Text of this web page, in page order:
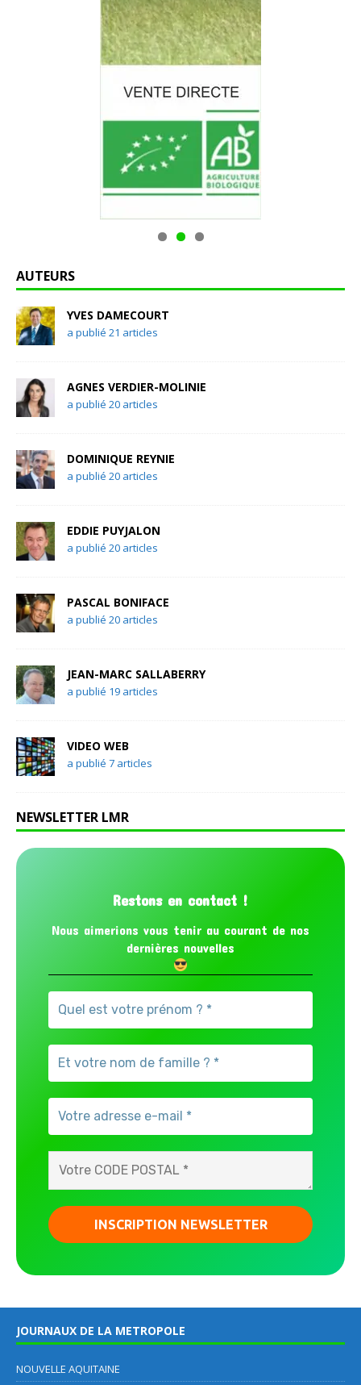
AUTEURS
YVES DAMECOURT
a publié 21 articles
AGNES VERDIER-MOLINIE
a publié 20 articles
DOMINIQUE REYNIE
a publié 20 articles
EDDIE PUYJALON
a publié 20 articles
PASCAL BONIFACE
a publié 20 articles
JEAN-MARC SALLABERRY
a publié 19 articles
VIDEO WEB
a publié 7 articles
NEWSLETTER LMR
Restons en contact !
Nous aimerions vous tenir au courant de nos
dernières nouvelles
JOURNAUX DE LA METROPOLE
NOUVELLE AQUITAINE